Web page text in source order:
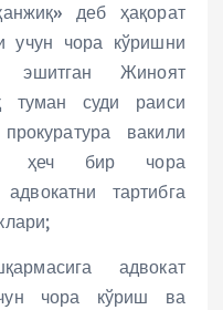
деб ҳақорат
учун чора кўришни
эшитган Жиноят
туман суди раиси
вакили
ҳеч бир чора
тартибга
адвокат
чора кўриш ва